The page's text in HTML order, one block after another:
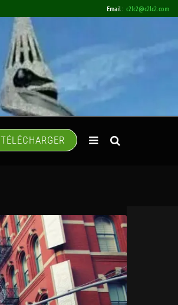
Email : c2lc2@c2lc2.com
TÉLÉCHARGER